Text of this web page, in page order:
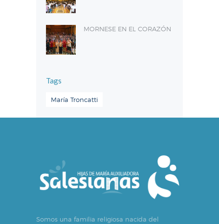
MORNESE EN EL CORAZÓN
Tags
María Troncatti
Somos una familia religiosa nacida del